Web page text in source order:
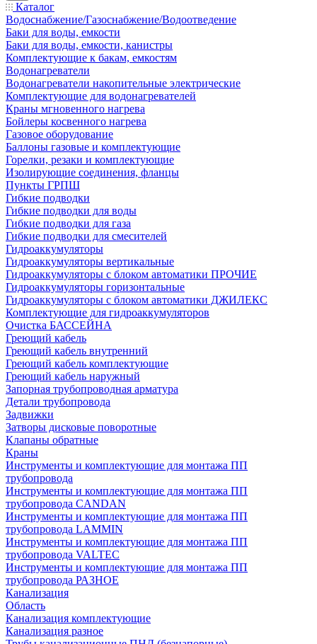
Каталог
Водоснабжение/Газоснабжение/Водоотведение
Баки для воды, емкости
Баки для воды, емкости, канистры
Комплектующие к бакам, емкостям
Водонагреватели
Водонагреватели накопительные электрические
Комплектующие для водонагревателей
Краны мгновенного нагрева
Бойлеры косвенного нагрева
Газовое оборудование
Баллоны газовые и комплектующие
Горелки, резаки и комплектующие
Изолирующие соединения, фланцы
Пункты ГРПШ
Гибкие подводки
Гибкие подводки для воды
Гибкие подводки для газа
Гибкие подводки для смесителей
Гидроаккумуляторы
Гидроаккумуляторы вертикальные
Гидроаккумуляторы с блоком автоматики ПРОЧИЕ
Гидроаккумуляторы горизонтальные
Гидроаккумуляторы с блоком автоматики ДЖИЛЕКС
Комплектующие для гидроаккумуляторов
Очистка БАССЕЙНА
Греющий кабель
Греющий кабель внутренний
Греющий кабель комплектующие
Греющий кабель наружный
Запорная трубопроводная арматура
Детали трубопровода
Задвижки
Затворы дисковые поворотные
Клапаны обратные
Краны
Инструменты и комплектующие для монтажа ПП
трубопровода
Инструменты и комплектующие для монтажа ПП
трубопровода CANDAN
Инструменты и комплектующие для монтажа ПП
трубопровода LAMMIN
Инструменты и комплектующие для монтажа ПП
трубопровода VALTEC
Инструменты и комплектующие для монтажа ПП
трубопровода РАЗНОЕ
Канализация
Область
Канализация комплектующие
Канализация разное